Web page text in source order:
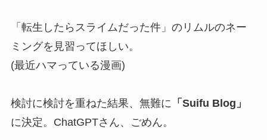
「転生したらスライムだった件」のリムルのネー
ミングを見習ってほしい。
(最近ハマっている漫画)
検討に検討を重ねた結果、無難に 「Suifu Blog」
に決定。ChatGPTさん、ごめん。